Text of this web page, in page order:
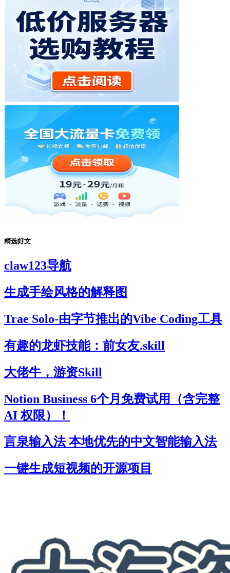
精选好文
claw123导航
生成手绘风格的解释图
Trae Solo-由字节推出的Vibe Coding工具
有趣的龙虾技能：前女友.skill
大佬牛，游资Skill
Notion Business 6个月免费试用（含完整
AI 权限）！
言泉输入法 本地优先的中文智能输入法
一键生成短视频的开源项目